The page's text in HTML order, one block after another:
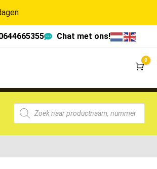
Chat met ons!
0